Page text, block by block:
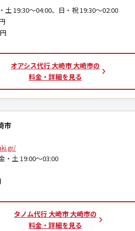
土 19:30～04:00、日・祝 19:30～02:00
オアシス代行 大崎市 大崎市の
料金・詳細を見る
市
・土 19:00～03:00
タノム代行 大崎市 大崎市の
料金・詳細を見る